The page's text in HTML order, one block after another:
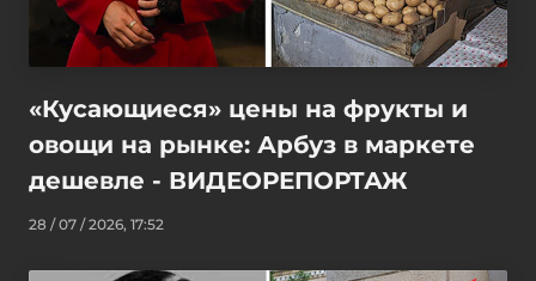
«Кусающиеся» цены на фрукты и
овощи на рынке: Арбуз в маркете
дешевле - ВИДЕОРЕПОРТАЖ
28 / 07 / 2026, 17:52